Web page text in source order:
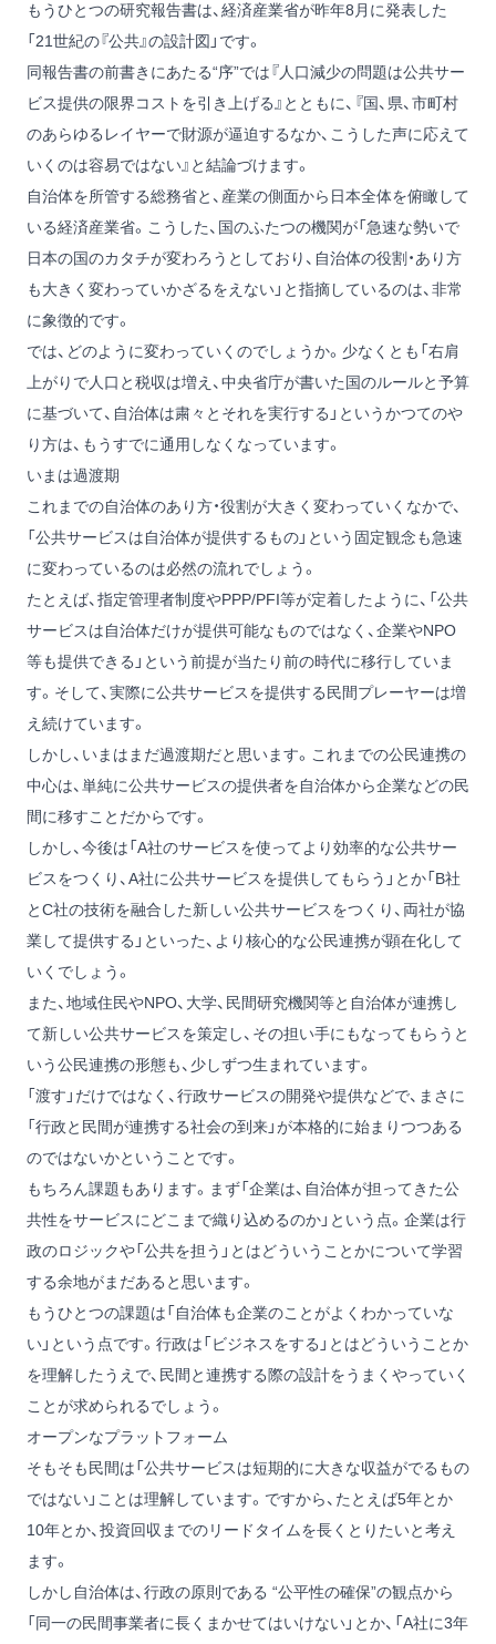
もうひとつの研究報告書は、経済産業省が昨年8月に発表した
「21世紀の『公共』の設計図」です。
同報告書の前書きにあたる“序”では『人口減少の問題は公共サー
ビス提供の限界コストを引き上げる』とともに、『国、県、市町村
のあらゆるレイヤーで財源が逼迫するなか、こうした声に応えて
いくのは容易ではない』と結論づけます。
自治体を所管する総務省と、産業の側面から日本全体を俯瞰して
いる経済産業省。こうした、国のふたつの機関が「急速な勢いで
日本の国のカタチが変わろうとしており、自治体の役割・あり方
も大きく変わっていかざるをえない」と指摘しているのは、非常
に象徴的です。
では、どのように変わっていくのでしょうか。少なくとも「右肩
上がりで人口と税収は増え、中央省庁が書いた国のルールと予算
に基づいて、自治体は粛々とそれを実行する」というかつてのや
り方は、もうすでに通用しなくなっています。
いまは過渡期
これまでの自治体のあり方・役割が大きく変わっていくなかで、
「公共サービスは自治体が提供するもの」という固定観念も急速
に変わっているのは必然の流れでしょう。
たとえば、指定管理者制度やPPP/PFI等が定着したように、「公共
サービスは自治体だけが提供可能なものではなく、企業やNPO
等も提供できる」という前提が当たり前の時代に移行していま
す。そして、実際に公共サービスを提供する民間プレーヤーは増
え続けています。
しかし、いまはまだ過渡期だと思います。これまでの公民連携の
中心は、単純に公共サービスの提供者を自治体から企業などの民
間に移すことだからです。
しかし、今後は「A社のサービスを使ってより効率的な公共サー
ビスをつくり、A社に公共サービスを提供してもらう」とか「B社
とC社の技術を融合した新しい公共サービスをつくり、両社が協
業して提供する」といった、より核心的な公民連携が顕在化して
いくでしょう。
また、地域住民やNPO、大学、民間研究機関等と自治体が連携し
て新しい公共サービスを策定し、その担い手にもなってもらうと
いう公民連携の形態も、少しずつ生まれています。
「渡す」だけではなく、行政サービスの開発や提供などで、まさに
「行政と民間が連携する社会の到来」が本格的に始まりつつある
のではないかということです。
もちろん課題もあります。まず「企業は、自治体が担ってきた公
共性をサービスにどこまで織り込めるのか」という点。企業は行
政のロジックや「公共を担う」とはどういうことかについて学習
する余地がまだあると思います。
もうひとつの課題は「自治体も企業のことがよくわかっていな
い」という点です。行政は「ビジネスをする」とはどういうことか
を理解したうえで、民間と連携する際の設計をうまくやっていく
ことが求められるでしょう。
オープンなプラットフォーム
そもそも民間は「公共サービスは短期的に大きな収益がでるもの
ではない」ことは理解しています。ですから、たとえば5年とか
10年とか、投資回収までのリードタイムを長くとりたいと考え
ます。
しかし自治体は、行政の原則である “公平性の確保”の観点から
「同一の民間事業者に長くまかせてはいけない」とか、「A社に3年